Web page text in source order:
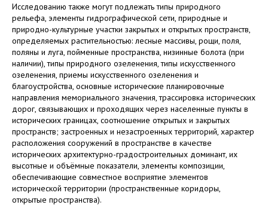
Исследованию также могут подлежать типы природного
рельефа, элементы гидрографической сети, природные и
природно-культурные участки закрытых и открытых пространств,
определяемых растительностью: лесные массивы, рощи, поля,
поляны и луга, пойменные пространства, низинные болота (при
наличии), типы природного озеленения, типы искусственного
озеленения, приемы искусственного озеленения и
благоустройства, основные исторические планировочные
направления мемориального значения, трассировка исторических
дорог, связывающих и проходящих через населенные пункты в
исторических границах, соотношение открытых и закрытых
пространств; застроенных и незастроенных территорий, характер
расположения сооружений в пространстве в качестве
исторических архитектурно-градостроительных доминант, их
высотные и объёмные показатели, элементы композиции,
обеспечивающие совместное восприятие элементов
исторической территории (пространственные коридоры,
открытые пространства).